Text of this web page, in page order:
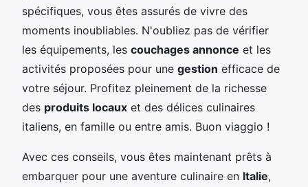
spécifiques, vous êtes assurés de vivre des
moments inoubliables. N'oubliez pas de vérifier
les équipements, les couchages annonce et les
activités proposées pour une gestion efficace de
votre séjour. Profitez pleinement de la richesse
des produits locaux et des délices culinaires
italiens, en famille ou entre amis. Buon viaggio !
Avec ces conseils, vous êtes maintenant prêts à
embarquer pour une aventure culinaire en Italie,